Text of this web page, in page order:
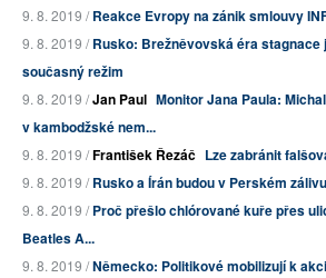
9. 8. 2019 /Reakce Evropy na zánik smlouvy
9. 8. 2019 /Rusko: Brežněvovská éra stagnace
současný režim
9. 8. 2019 /Jan Paul Monitor Jana Paula:
v kambodžské nem...
9. 8. 2019 /František Řezáč Lze zabránit
9. 8. 2019 /Rusko a Írán budou v Perském
9. 8. 2019 /Proč přešlo chlórované kuře přes
Beatles A...
9. 8. 2019 /Německo: Politikové mobilizují k